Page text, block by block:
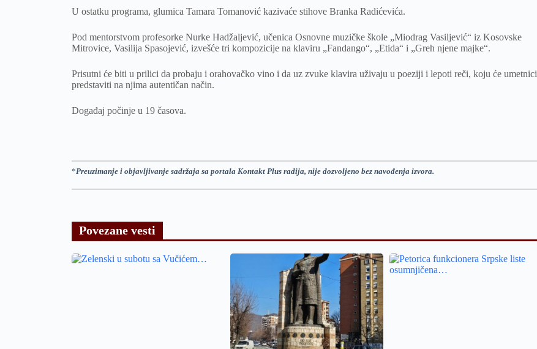
U ostatku programa, glumica Tamara Tomanović kazivaće stihove Branka Radićevića.
Pod mentorstvom profesorke Nurke Hadžaljević, učenica Osnovne muzičke škole „Miodrag Vasiljević“ iz Kosovske
Mitrovice, Vasilija Spasojević, izvešće tri kompozicije na klaviru „Fandango“, „Etida“ i „Greh njene majke“.
Prisutni će biti u prilici da probaju i orahovačko vino i da uz zvuke klavira uživaju u poeziji i lepoti reči, koju će umetnici
predstaviti na njima autentičan način.
Događaj počinje u 19 časova.
*Preuzimanje i objavljivanje sadržaja sa portala Kontakt Plus radija, nije dozvoljeno bez navođenja izvora.
Povezane vesti